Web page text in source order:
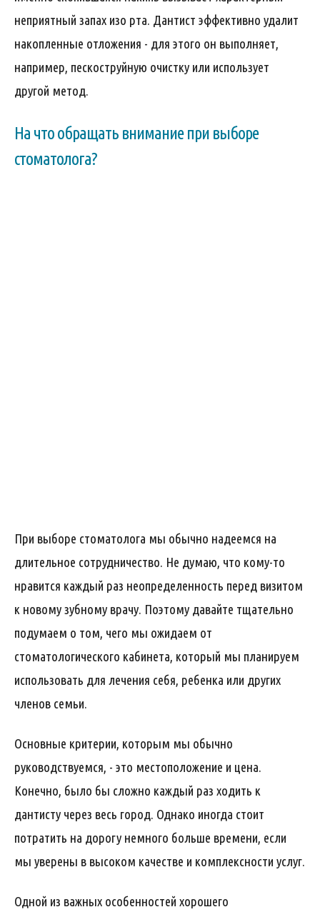
неприятный запах изо рта. Дантист эффективно удалит
накопленные отложения - для этого он выполняет,
например, пескоструйную очистку или использует
другой метод.
На что обращать внимание при выборе
стоматолога?
При выборе стоматолога мы обычно надеемся на
длительное сотрудничество. Не думаю, что кому-то
нравится каждый раз неопределенность перед визитом
к новому зубному врачу. Поэтому давайте тщательно
подумаем о том, чего мы ожидаем от
стоматологического кабинета, который мы планируем
использовать для лечения себя, ребенка или других
членов семьи.
Основные критерии, которым мы обычно
руководствуемся, - это местоположение и цена.
Конечно, было бы сложно каждый раз ходить к
дантисту через весь город. Однако иногда стоит
потратить на дорогу немного больше времени, если
мы уверены в высоком качестве и комплексности услуг.
Одной из важных особенностей хорошего